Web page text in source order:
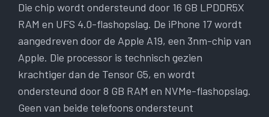
Die chip wordt ondersteund door 16 GB LPDDR5X
RAM en UFS 4.0-flashopslag. De iPhone 17 wordt
aangedreven door de Apple A19, een 3nm-chip van
Apple. Die processor is technisch gezien
krachtiger dan de Tensor G5, en wordt
ondersteund door 8 GB RAM en NVMe-flashopslag.
Geen van beide telefoons ondersteunt